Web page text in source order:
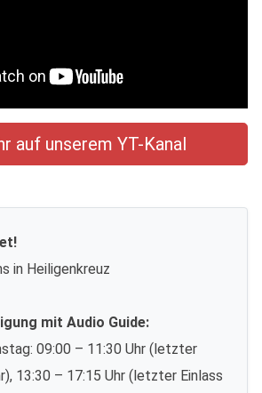
auf unserem YT-Kanal
in Heiligenkreuz
mit Audio Guide:
09:00 – 11:30 Uhr (letzter
13:30 – 17:15 Uhr (letzter Einlass